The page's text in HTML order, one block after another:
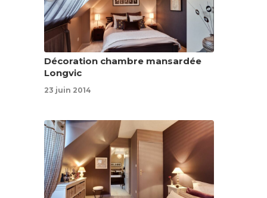
Décoration chambre mansardée
Longvic
23 juin 2014